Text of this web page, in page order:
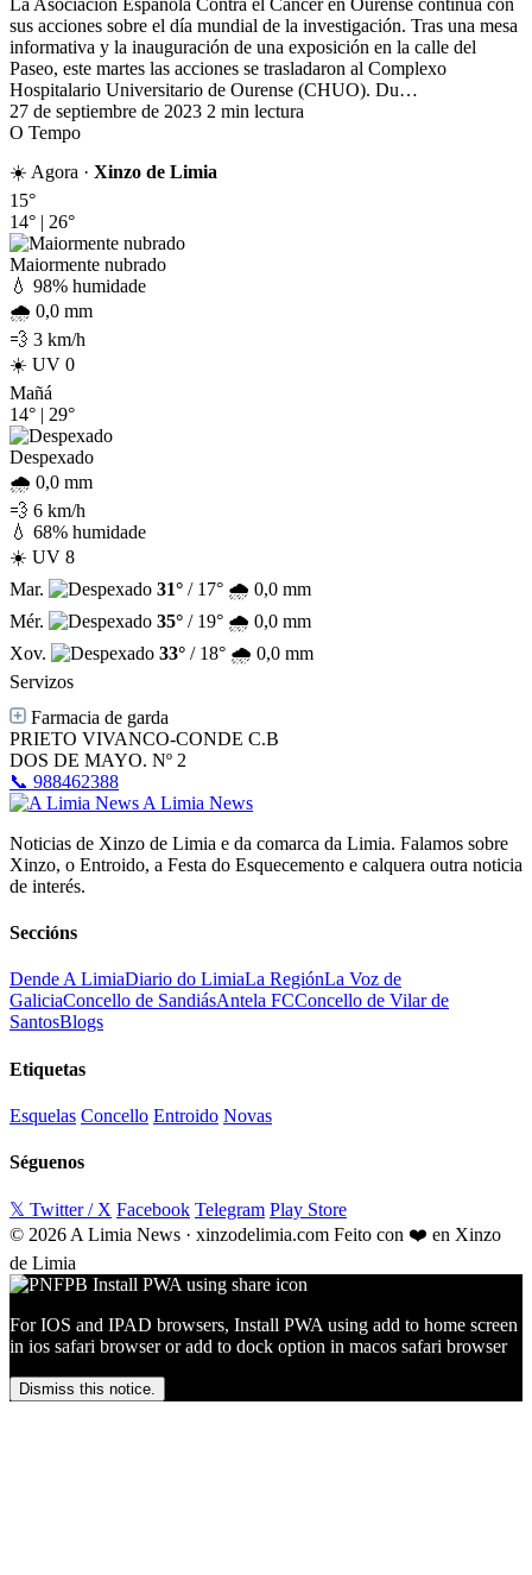
sus acciones sobre el día mundial de la investigación. Tras una mesa
informativa y la inauguración de una exposición en la calle del
Paseo, este martes las acciones se trasladaron al Complexo
Hospitalario Universitario de Ourense (CHUO). Du…
27 de septiembre de 2023 2 min lectura
O Tempo
☀️ Agora · Xinzo de Limia
15°
14° | 26°
Maiormente nubrado
💧 98% humidade
🌧️ 0,0 mm
💨 3 km/h
☀️ UV 0
Mañá
14° | 29°
Despexado
🌧️ 0,0 mm
💨 6 km/h
💧 68% humidade
☀️ UV 8
Mar.
31° / 17° 🌧️ 0,0 mm
Mér.
35° / 19° 🌧️ 0,0 mm
Xov.
33° / 18° 🌧️ 0,0 mm
Servizos
Farmacia de garda
PRIETO VIVANCO-CONDE C.B
DOS DE MAYO. Nº 2
📞 988462388
A Limia News
Noticias de Xinzo de Limia e da comarca da Limia. Falamos sobre
Xinzo, o Entroido, a Festa do Esquecemento e calquera outra noticia
de interés.
Seccións
Dende A LimiaDiario do LimiaLa RegiónLa Voz de
GaliciaConcello de SandiásAntela FCConcello de Vilar de
SantosBlogs
Etiquetas
Esquelas Concello Entroido Novas
Séguenos
𝕏 Twitter / X Facebook Telegram Play Store
© 2026 A Limia News · xinzodelimia.com Feito con ❤️ en Xinzo
de Limia
For IOS and IPAD browsers, Install PWA using add to home screen
in ios safari browser or add to dock option in macos safari browser
Dismiss this notice.